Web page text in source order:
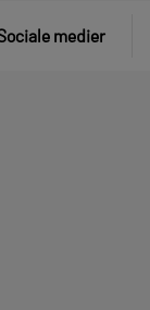
medier